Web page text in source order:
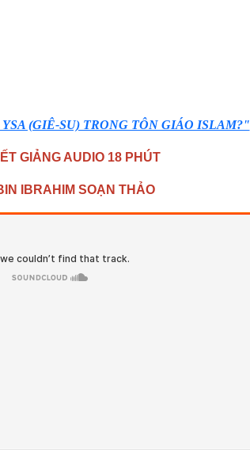
(GIÊ-SU) TRONG TÔN GIÁO ISLAM?"
GIẢNG AUDIO 18 PHÚT
IBRAHIM SOẠN THẢO